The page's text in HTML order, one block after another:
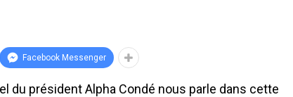
Facebook Messenger
du président Alpha Condé nous parle dans cette